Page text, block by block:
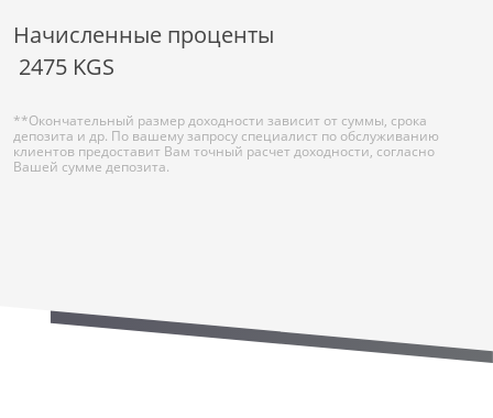
Начисленные проценты
2475 KGS
**Окончательный размер доходности зависит от суммы, срока
депозита и др. По вашему запросу специалист по обслуживанию
клиентов предоставит Вам точный расчет доходности, согласно
Вашей сумме депозита.